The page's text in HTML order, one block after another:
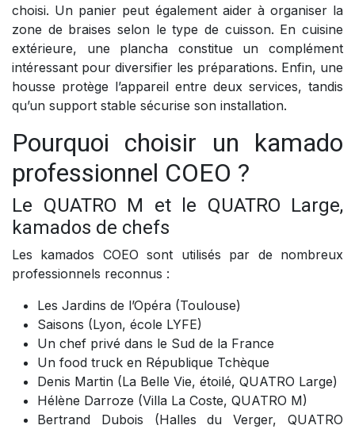
choisi. Un panier peut également aider à organiser la
zone de braises selon le type de cuisson. En cuisine
extérieure, une plancha constitue un complément
intéressant pour diversifier les préparations. Enfin, une
housse protège l’appareil entre deux services, tandis
qu’un support stable sécurise son installation.
Pourquoi choisir un kamado
professionnel COEO ?
Le QUATRO M et le QUATRO Large,
kamados de chefs
Les kamados COEO sont utilisés par de nombreux
professionnels reconnus :
Les Jardins de l’Opéra (Toulouse)
Saisons (Lyon, école LYFE)
Un chef privé dans le Sud de la France
Un food truck en République Tchèque
Denis Martin (La Belle Vie, étoilé, QUATRO Large)
Hélène Darroze (Villa La Coste, QUATRO M)
Bertrand Dubois (Halles du Verger, QUATRO